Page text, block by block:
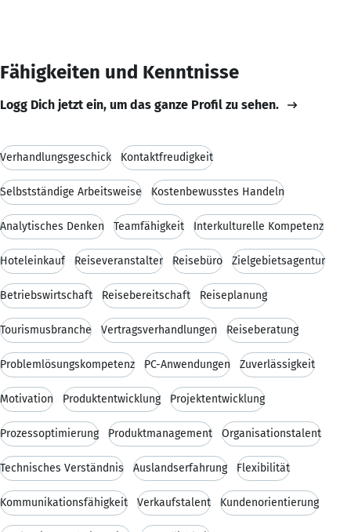
Fähigkeiten und Kenntnisse
Logg Dich jetzt ein, um das ganze Profil zu sehen.
Verhandlungsgeschick Kontaktfreudigkeit
Selbstständige Arbeitsweise Kostenbewusstes Handeln
Analytisches Denken Teamfähigkeit Interkulturelle Kompetenz
Hoteleinkauf Reiseveranstalter Reisebüro Zielgebietsagentur
Betriebswirtschaft Reisebereitschaft Reiseplanung
Tourismusbranche Vertragsverhandlungen Reiseberatung
Problemlösungskompetenz PC-Anwendungen Zuverlässigkeit
Motivation Produktentwicklung Projektentwicklung
Prozessoptimierung Produktmanagement Organisationstalent
Technisches Verständnis Auslandserfahrung Flexibilität
Kommunikationsfähigkeit Verkaufstalent Kundenorientierung